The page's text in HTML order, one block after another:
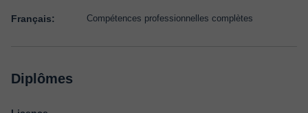
Français: Compétences professionnelles complètes
Diplômes